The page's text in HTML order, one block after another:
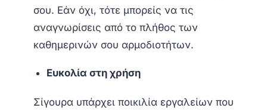
σου. Εάν όχι, τότε μπορείς να τις
αναγνωρίσεις από το πλήθος των
καθημερινών σου αρμοδιοτήτων.
Ευκολία στη χρήση
Σίγουρα υπάρχει ποικιλία εργαλείων που